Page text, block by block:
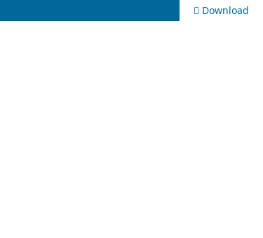
Download